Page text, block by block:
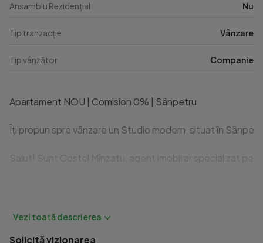
Ansamblu Rezidențial Nu
Tip tranzacție Vânzare
Tip vânzător Companie
Apartament NOU | Comision 0% | Sânpetru
Îți propun spre vânzare un Studio modern, situat în
Salut! Sunt Costel Mînzatu, agent imobiliar specializat pe
Solicită vizionarea